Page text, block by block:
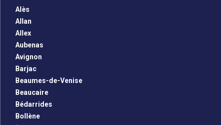
Alès
Allan
Allex
Aubenas
Avignon
Barjac
Beaumes-de-Venise
Beaucaire
Bédarrides
Bollène